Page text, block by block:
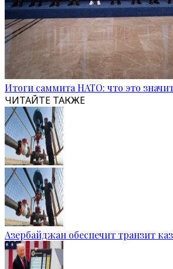
Итоги саммита НАТО: что это
ЧИТАЙТЕ ТАКЖЕ
Азербайджан обеспечит транзит